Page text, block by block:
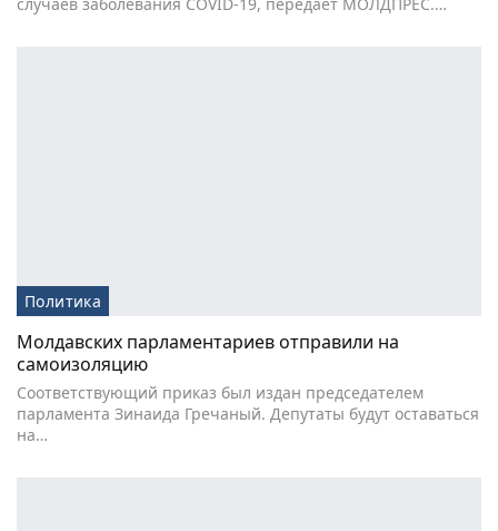
Политика
Молдавских парламентариев отправили на
самоизоляцию
Соответствующий приказ был издан председателем
парламента Зинаида Гречаный. Депутаты будут оставаться
на…